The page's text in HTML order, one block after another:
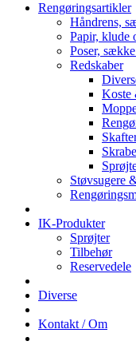
Rengøringsartikler
Håndrens,
Papir, klude
Poser,
Redskaber
Koste
Støvsugere
IK-Produkter
Sprøjter
Tilbehør
Reservedele
Diverse
Kontakt / Om